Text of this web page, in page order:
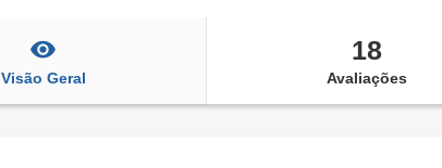
Visão Geral
18
Avaliações